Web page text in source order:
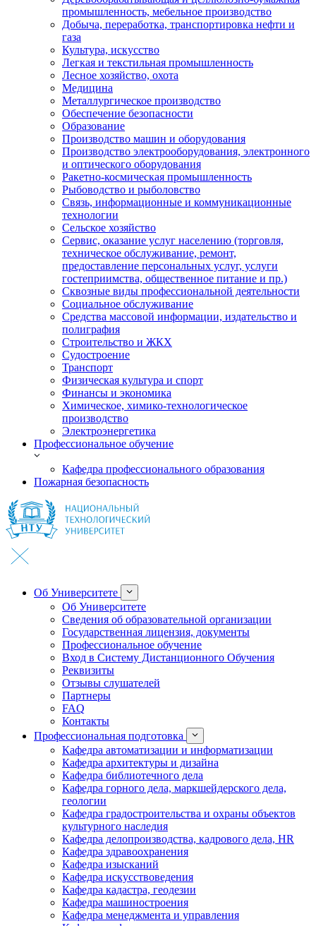
промышленность, мебельное производство
Добыча, переработка, транспортировка нефти и
газа
Культура, искусство
Легкая и текстильная промышленность
Лесное хозяйство, охота
Медицина
Металлургическое производство
Обеспечение безопасности
Образование
Производство машин и оборудования
Производство электрооборудования, электронного
и оптического оборудования
Ракетно-космическая промышленность
Рыбоводство и рыболовство
Связь, информационные и коммуникационные
технологии
Сельское хозяйство
Сервис, оказание услуг населению (торговля,
техническое обслуживание, ремонт,
предоставление персональных услуг, услуги
гостеприимства, общественное питание и пр.)
Сквозные виды профессиональной деятельности
Социальное обслуживание
Средства массовой информации, издательство и
полиграфия
Строительство и ЖКХ
Судостроение
Транспорт
Физическая культура и спорт
Финансы и экономика
Химическое, химико-технологическое
производство
Электроэнергетика
Профессиональное обучение
Кафедра профессионального образования
Пожарная безопасность
Об Университете
Об Университете
Сведения об образовательной организации
Государственная лицензия, документы
Профессиональное обучение
Вход в Систему Дистанционного Обучения
Реквизиты
Отзывы слушателей
Партнеры
FAQ
Контакты
Профессиональная подготовка
Кафедра автоматизации и информатизации
Кафедра архитектуры и дизайна
Кафедра библиотечного дела
Кафедра горного дела, маркшейдерского дела,
геологии
Кафедра градостроительства и охраны объектов
культурного наследия
Кафедра делопроизводства, кадрового дела, HR
Кафедра здравоохранения
Кафедра изысканий
Кафедра искусствоведения
Кафедра кадастра, геодезии
Кафедра машиностроения
Кафедра менеджмента и управления